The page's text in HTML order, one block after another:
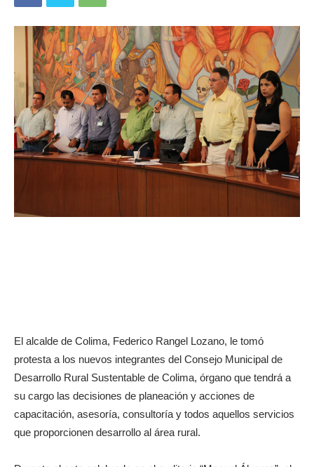
El alcalde de Colima, Federico Rangel Lozano, le tomó
protesta a los nuevos integrantes del Consejo Municipal de
Desarrollo Rural Sustentable de Colima, órgano que tendrá a
su cargo las decisiones de planeación y acciones de
capacitación, asesoría, consultoría y todos aquellos servicios
que proporcionen desarrollo al área rural.